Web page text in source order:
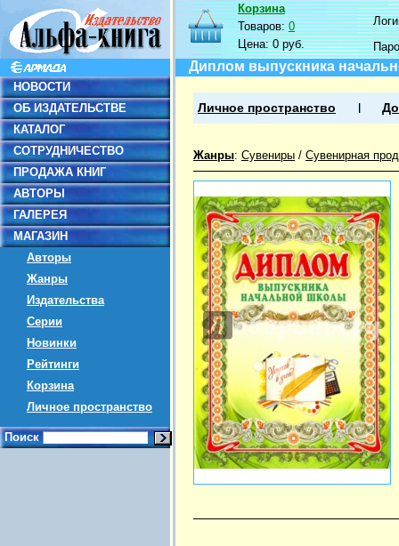
НОВОСТИ
ОБ ИЗДАТЕЛЬСТВЕ
КАТАЛОГ
СОТРУДНИЧЕСТВО
ПРОДАЖА КНИГ
АВТОРЫ
ГАЛЕРЕЯ
МАГАЗИН
Авторы
Жанры
Издательства
Серии
Новинки
Рейтинги
Корзина
Личное пространство
Поиск
Корзина
Товаров:0
Цена:0 руб.
Диплом выпускника
Личное пространство
Жанры: Сувениры / Сувенирная